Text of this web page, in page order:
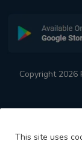
Copyright 2026
This site uses